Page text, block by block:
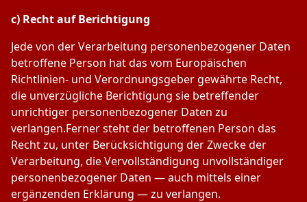
c) Recht auf Berichtigung
Jede von der Verarbeitung personenbezogener Daten
betroffene Person hat das vom Europäischen
Richtlinien- und Verordnungsgeber gewährte Recht,
die unverzügliche Berichtigung sie betreffender
unrichtiger personenbezogener Daten zu
verlangen.Ferner steht der betroffenen Person das
Recht zu, unter Berücksichtigung der Zwecke der
Verarbeitung, die Vervollständigung unvollständiger
personenbezogener Daten — auch mittels einer
ergänzenden Erklärung — zu verlangen.